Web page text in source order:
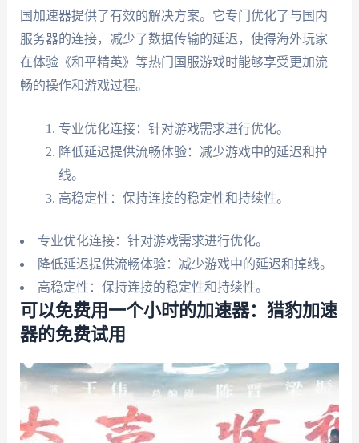
国加速器提供了有效的解决方案。它专门优化了与国内
服务器的连接，减少了数据传输的延迟，使得海外玩家
在体验《和平精英》等热门国服游戏时能够享受更加流
畅的操作和游戏过程。
专业优化连接：针对游戏需求进行优化。
降低延迟提供流畅体验：减少游戏中的延迟和掉
线。
高稳定性：保持连接的稳定性和持续性。
专业优化连接：针对游戏需求进行优化。
降低延迟提供流畅体验：减少游戏中的延迟和掉线。
高稳定性：保持连接的稳定性和持续性。
可以免费用一个小时的加速器：猎豹加速
器的免费试用